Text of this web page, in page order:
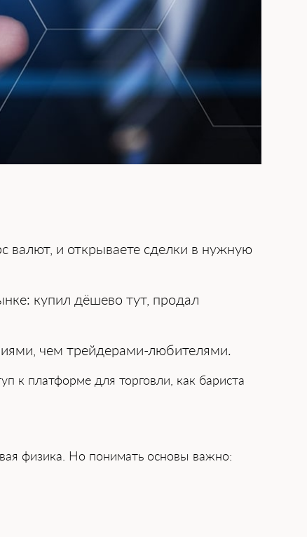
валют, и открываете сделки в нужную
купил дёшево тут, продал
чем трейдерами-любителями.
платформе для торговли, как бариста
физика. Но понимать основы важно: